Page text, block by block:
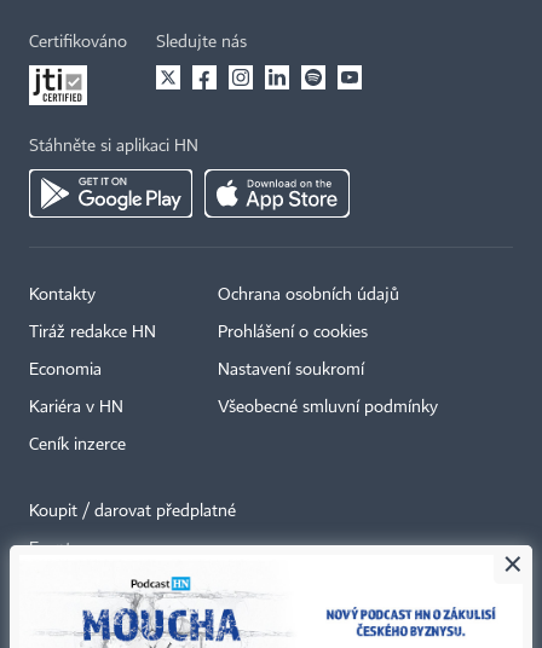
Certifikováno Sledujte nás
Stáhněte si aplikaci HN
Kontakty
Tiráž redakce HN
Economia
Kariéra v HN
Ceník inzerce
Ochrana osobních údajů
Prohlášení o cookies
Nastavení soukromí
Všeobecné smluvní podmínky
Koupit / darovat předplatné
Eventy
Newslettery
RSS kanály
×